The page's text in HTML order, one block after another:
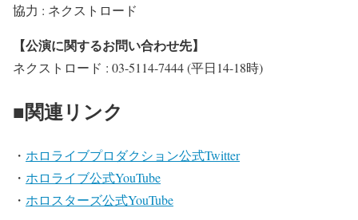
協⼒ : ネクストロード
【公演に関するお問い合わせ先】
ネクストロード : 03-5114-7444 (平⽇14-18時)
■関連リンク
・ ホロライブプロダクション公式Twitter
・ ホロライブ公式YouTube
・ ホロスターズ公式YouTube